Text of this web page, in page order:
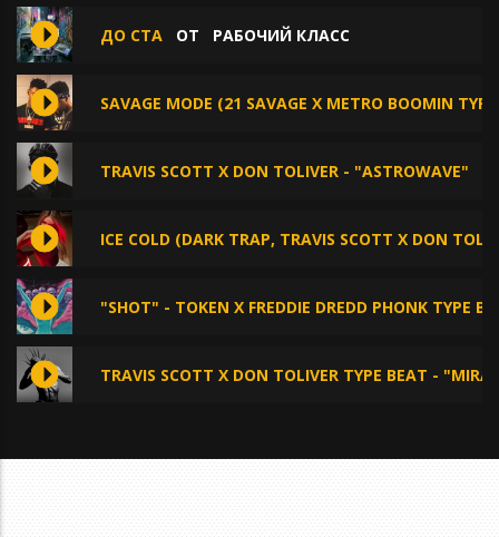
ДО СТА ОТ РАБОЧИЙ КЛАСС
SAVAGE MODE (21 SAVAGE X METRO BOOMIN
TRAVIS SCOTT X DON TOLIVER - "ASTROWAVE"
ICE COLD (DARK TRAP, TRAVIS SCOTT X DON
"SHOT" - TOKEN X FREDDIE DREDD PHONK TYPE
TRAVIS SCOTT X DON TOLIVER TYPE BEAT -